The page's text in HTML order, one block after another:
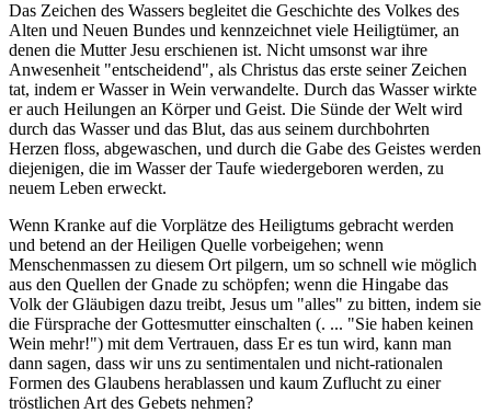
Das Zeichen des Wassers begleitet die Geschichte des Volkes des
Alten und Neuen Bundes und kennzeichnet viele Heiligtümer, an
denen die Mutter Jesu erschienen ist. Nicht umsonst war ihre
Anwesenheit "entscheidend", als Christus das erste seiner Zeichen
tat, indem er Wasser in Wein verwandelte. Durch das Wasser wirkte
er auch Heilungen an Körper und Geist. Die Sünde der Welt wird
durch das Wasser und das Blut, das aus seinem durchbohrten
Herzen floss, abgewaschen, und durch die Gabe des Geistes werden
diejenigen, die im Wasser der Taufe wiedergeboren werden, zu
neuem Leben erweckt.
Wenn Kranke auf die Vorplätze des Heiligtums gebracht werden
und betend an der Heiligen Quelle vorbeigehen; wenn
Menschenmassen zu diesem Ort pilgern, um so schnell wie möglich
aus den Quellen der Gnade zu schöpfen; wenn die Hingabe das
Volk der Gläubigen dazu treibt, Jesus um "alles" zu bitten, indem sie
die Fürsprache der Gottesmutter einschalten (. ... "Sie haben keinen
Wein mehr!") mit dem Vertrauen, dass Er es tun wird, kann man
dann sagen, dass wir uns zu sentimentalen und nicht-rationalen
Formen des Glaubens herablassen und kaum Zuflucht zu einer
tröstlichen Art des Gebets nehmen?